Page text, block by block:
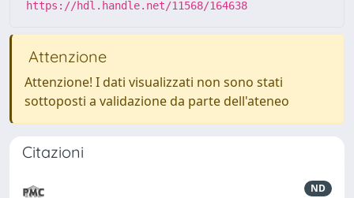
https://hdl.handle.net/11568/164638
Attenzione
Attenzione! I dati visualizzati non sono stati
sottoposti a validazione da parte dell'ateneo
Citazioni
ND